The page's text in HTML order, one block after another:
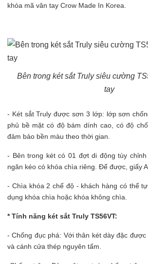
khóa mã vân tay Crow Made In Korea.
Bên trong két sắt Truly siêu cường
tay
- Két sắt Truly được sơn 3 lớp: lớp sơn
phủ bề mặt có độ bám dính cao, có độ
đảm bảo bền màu theo thời gian.
- Bên trong két có 01 đợt di động tùy
ngăn kéo có khóa chìa riêng. Để được, giấy
- Chìa khóa 2 chế độ - khách hàng có thể
dụng khóa chìa hoặc khóa không chìa.
* Tính năng két sắt Truly TS56VT:
- Chống đục phá: Với thân két dày đặc
và cánh cửa thép nguyên tấm.